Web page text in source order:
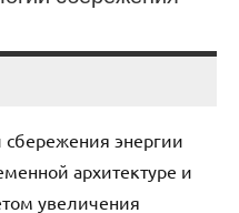
энергии
архитектуре и
увеличения